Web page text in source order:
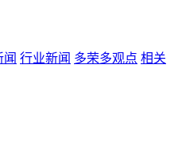
闻 行业新闻 多荣多观点 相关